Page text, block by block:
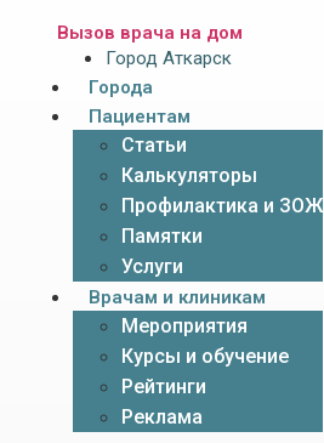
Вызов врача на дом
Город Аткарск
Города
Пациентам
Статьи
Калькуляторы
Профилактика и ЗОЖ
Памятки
Услуги
Врачам и клиникам
Мероприятия
Курсы и обучение
Рейтинги
Реклама